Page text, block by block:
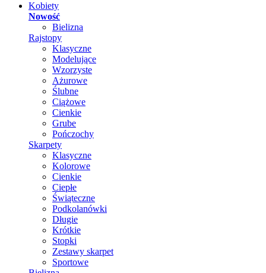
Kobiety
Nowość
Bielizna
Rajstopy
Klasyczne
Modelujące
Wzorzyste
Ażurowe
Ślubne
Ciążowe
Cienkie
Grube
Pończochy
Skarpety
Klasyczne
Kolorowe
Cienkie
Ciepłe
Świąteczne
Podkolanówki
Długie
Krótkie
Stopki
Zestawy skarpet
Sportowe